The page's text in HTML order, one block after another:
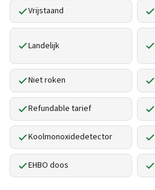
Vrijstaand
Landelijk
Niet roken
Refundable tarief
Koolmonoxidedetector
EHBO doos